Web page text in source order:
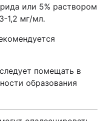
или 5% раствором
1,2 мг/мл.
помещать в
образования